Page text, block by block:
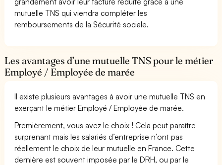
mutuelle TNS qui viendra compléter les
remboursements de la Sécurité sociale.
Les avantages d’une mutuelle TNS pour le métier
Employé / Employée de marée
Il existe plusieurs avantages à avoir une mutuelle TNS en
exerçant le métier Employé / Employée de marée.
Premièrement, vous avez le choix ! Cela peut paraître
surprenant mais les salariés d’entreprise n’ont pas
réellement le choix de leur mutuelle en France. Cette
dernière est souvent imposée par le DRH, ou par le